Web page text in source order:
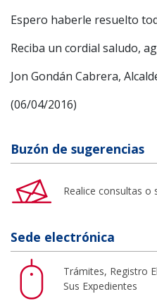
Espero haberle resuelto
Reciba un cordial saludo,
Jon Gondán Cabrera,
(06/04/2016)
Buzón de sugerencias
Realice consultas o
Sede electrónica
Trámites, Registro
Sus Expedientes